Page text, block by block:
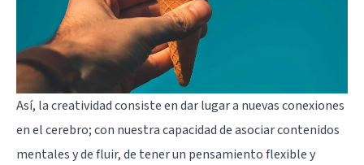
Así, la creatividad consiste en dar lugar a nuevas conexiones
en el cerebro; con nuestra capacidad de asociar contenidos
mentales y de fluir, de tener un pensamiento flexible y